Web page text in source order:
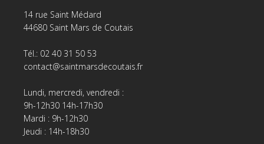
14 rue Saint Médard
44680 Saint Mars de Coutais
Tél.: 02 40 31 50 53
contact@saintmarsdecoutais.fr
Lundi, mercredi, vendredi :
9h-12h30 14h-17h30
Mardi : 9h-12h30
Jeudi : 14h-18h30